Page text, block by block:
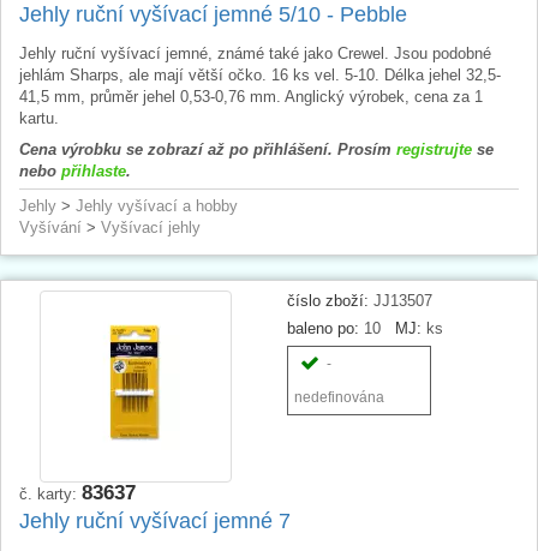
Jehly ruční vyšívací jemné 5/10 - Pebble
Jehly ruční vyšívací jemné, známé také jako Crewel. Jsou podobné
jehlám Sharps, ale mají větší očko. 16 ks vel. 5-10. Délka jehel 32,5-
41,5 mm, průměr jehel 0,53-0,76 mm. Anglický výrobek, cena za 1
kartu.
Cena výrobku se zobrazí až po přihlášení. Prosím registrujte se
nebo přihlaste.
Jehly > Jehly vyšívací a hobby
Vyšívání > Vyšívací jehly
číslo zboží: JJ13507
baleno po: 10 MJ: ks
-
nedefinována
č. karty: 83637
Jehly ruční vyšívací jemné 7